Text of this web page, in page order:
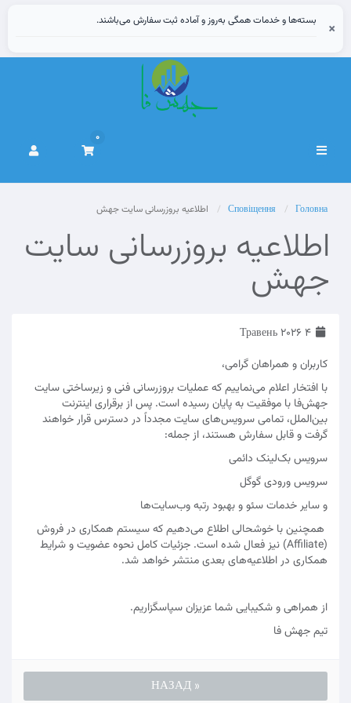
بسته‌ها و خدمات همگی به‌روز و آماده ثبت سفارش می‌باشند. ×
Переключити
0
Головна
Сповіщення اطلاعیه بروزرسانی سایت جهش‌
اطلاعیه بروزرسانی سایت
جهش‌
4 Травень 2026
کاربران و همراهان گرامی،
با افتخار اعلام می‌نماییم که عملیات بروزرسانی فنی و زیرساختی سایت
جهش‌فا با موفقیت به پایان رسیده است. پس از برقراری اینترنت
بین‌الملل، تمامی سرویس‌های سایت مجدداً در دسترس قرار خواهند
گرفت و قابل سفارش هستند، از جمله:
سرویس بک‌لینک دائمی
سرویس ورودی گوگل
و سایر خدمات سئو و بهبود رتبه وب‌سایت‌ها
همچنین با خوشحالی اطلاع می‌دهیم که سیستم همکاری در فروش
(Affiliate) نیز فعال شده است. جزئیات کامل نحوه عضویت و شرایط
همکاری در اطلاعیه‌های بعدی منتشر خواهد شد.
از همراهی و شکیبایی شما عزیزان سپاسگزاریم.
تیم جهش‌ فا
« НАЗАД